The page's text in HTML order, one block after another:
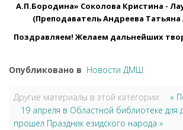
А.П.Бородина» Соколова Кристина -
(Преподаватель Андреева Татьяна
Поздравляем! Желаем дальнейших
Опубликовано в Новости ДМШ
Другие материалы в этой категории:
«
19 апреля в Областной библиотеке для
прошел Праздник езидского народа »